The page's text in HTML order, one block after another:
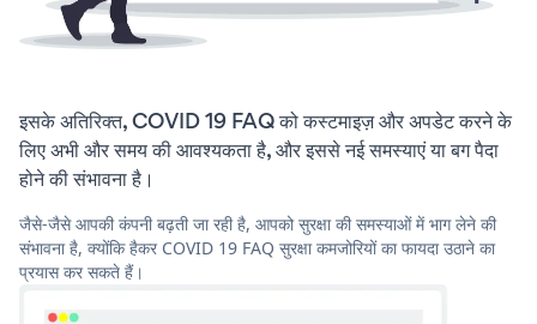
इसके अतिरिक्त, COVID 19 FAQ को कस्टमाइज़ और अपडेट करने के
लिए अभी और समय की आवश्यकता है, और इससे नई समस्याएं या बग पैदा
होने की संभावना है।
जैसे-जैसे आपकी कंपनी बढ़ती जा रही है, आपको सुरक्षा की समस्याओं में भाग लेने की
संभावना है, क्योंकि हैकर COVID 19 FAQ सुरक्षा कमजोरियों का फायदा उठाने का
प्रयास कर सकते हैं।